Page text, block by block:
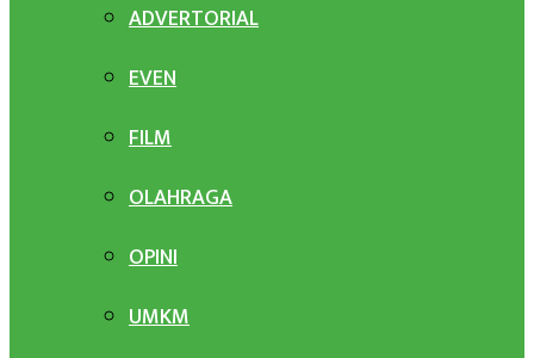
ADVERTORIAL
EVEN
FILM
OLAHRAGA
OPINI
UMKM